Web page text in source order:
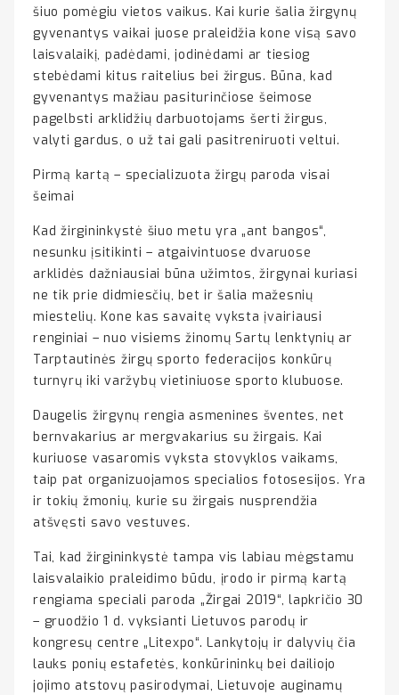
šiuo pomėgiu vietos vaikus. Kai kurie šalia žirgynų
gyvenantys vaikai juose praleidžia kone visą savo
laisvalaikį, padėdami, jodinėdami ar tiesiog
stebėdami kitus raitelius bei žirgus. Būna, kad
gyvenantys mažiau pasiturinčiose šeimose
pagelbsti arklidžių darbuotojams šerti žirgus,
valyti gardus, o už tai gali pasitreniruoti veltui.
Pirmą kartą – specializuota žirgų paroda visai
šeimai
Kad žirgininkystė šiuo metu yra „ant bangos“,
nesunku įsitikinti – atgaivintuose dvaruose
arklidės dažniausiai būna užimtos, žirgynai kuriasi
ne tik prie didmiesčių, bet ir šalia mažesnių
miestelių. Kone kas savaitę vyksta įvairiausi
renginiai – nuo visiems žinomų Sartų lenktynių ar
Tarptautinės žirgų sporto federacijos konkūrų
turnyrų iki varžybų vietiniuose sporto klubuose.
Daugelis žirgynų rengia asmenines šventes, net
bernvakarius ar mergvakarius su žirgais. Kai
kuriuose vasaromis vyksta stovyklos vaikams,
taip pat organizuojamos specialios fotosesijos. Yra
ir tokių žmonių, kurie su žirgais nusprendžia
atšvęsti savo vestuves.
Tai, kad žirgininkystė tampa vis labiau mėgstamu
laisvalaikio praleidimo būdu, įrodo ir pirmą kartą
rengiama speciali paroda „Žirgai 2019“, lapkričio 30
– gruodžio 1 d. vyksianti Lietuvos parodų ir
kongresų centre „Litexpo“. Lankytojų ir dalyvių čia
lauks ponių estafetės, konkūrininkų bei dailiojo
jojimo atstovų pasirodymai, Lietuvoje auginamų